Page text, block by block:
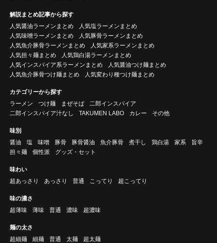
解説まとめ記事から探す
人気醤油ラーメンまとめ
人気塩ラーメンまとめ
人気味噌ラーメンまとめ
人気豚骨ラーメンまとめ
人気魚介豚骨ラーメンまとめ
人気家系ラーメンまとめ
人気担々麺まとめ
人気鶏白湯ラーメンまとめ
人気インスパイア系ラーメンまとめ
人気醤油つけ麺まとめ
人気魚介豚骨つけ麺まとめ
人気変わり種つけ麺まとめ
カテゴリーから探す
ラーメン
つけ麺 まぜそば
二郎インスパイア
二郎インスパイア汁なし
TAKUMEN LABO カレー その他
味別
醤油
塩 味噌 豚骨 豚骨醤油 魚介豚骨 煮干し 鶏白湯 家系
旨辛
担々麺
個性派 グッズ・セット
味わい
超あっさり
あっさり 普通 こってり 超こってり
味の濃さ
超薄味
薄味 普通 濃味 超濃味
麺の太さ
超細麺
細麺 普通 太麺 超太麺